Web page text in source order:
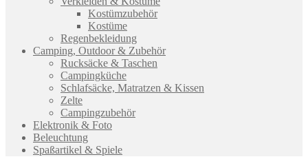
Kostümzubehör
Kostüme
Regenbekleidung
Camping, Outdoor & Zubehör
Rucksäcke & Taschen
Campingküche
Schlafsäcke, Matratzen & Kissen
Zelte
Campingzubehör
Elektronik & Foto
Beleuchtung
Spaßartikel & Spiele